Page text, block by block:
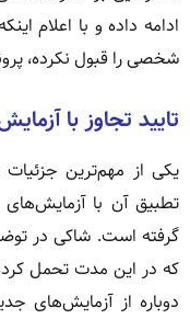
ادامه داده و با اعلام
شخصی را قبول نکرده،
تایید تجاوز با
تطبیق آن با
گرفته است. شاکی در
که در این مدت تحمل
دوباره از آزمایش‌های